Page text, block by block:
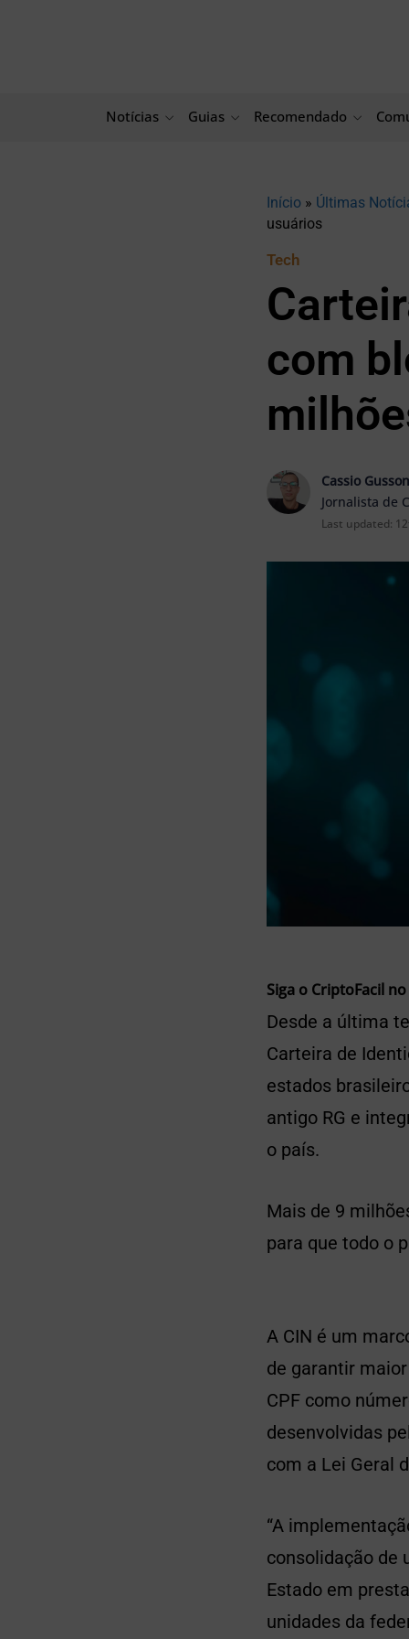
Notícias Guias Recomendado
Início » Últimas
usuários
Tech
com
Cassio Gusson
Jornalista de
Last updated:
Siga o CriptoFacil no
Desde a última
Carteira de
estados
antigo RG e
o país.
Mais de 9
para que todo o
A CIN é um
de garantir
CPF como
desenvolvidas
com a Lei Geral
“A
consolidação de
Estado em
unidades da